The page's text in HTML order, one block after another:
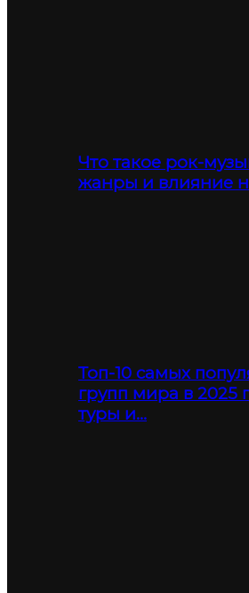
Что такое рок-
жанры и влияние
Топ-10 самых
групп мира в 2025
туры и…